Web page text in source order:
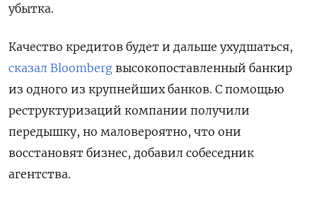
убытка.
Качество кредитов будет и дальше ухудшаться,
сказал Bloomberg высокопоставленный банкир
из одного из крупнейших банков. С помощью
реструктуризаций компании получили
передышку, но маловероятно, что они
восстановят бизнес, добавил собеседник
агентства.